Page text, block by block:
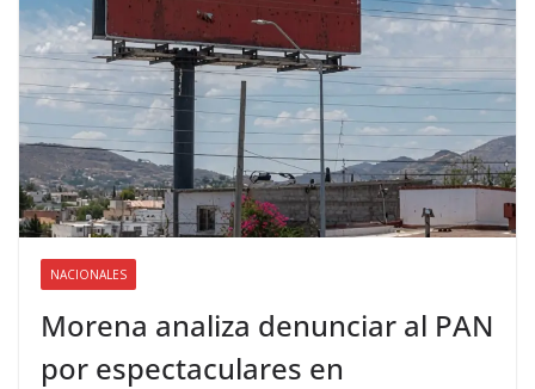
NACIONALES
Morena analiza denunciar al PAN
por espectaculares en